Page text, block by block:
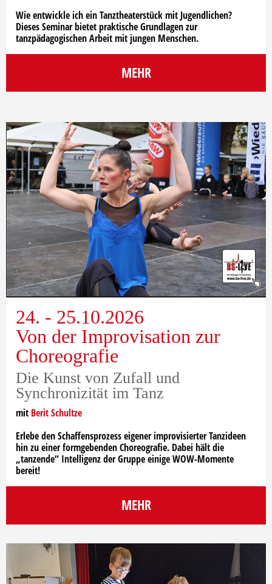
Wie entwickle ich ein Tanztheaterstück mit Jugendlichen?
Dieses Seminar bietet praktische Grundlagen zur
tanzpädagogischen Arbeit mit jungen Menschen.
MEHR
24. - 25.10.2026
Von der Improvisation zur
Choreografie
Die Kunst von Zufall und
Synchronizität im Tanz
mit Berit Schultze
Erlebe den Schaffensprozess eigener improvisierter Tanzideen
hin zu einer formgebenden Choreografie. Dabei hält die
„tanzende“ Intelligenz der Gruppe einige WOW-Momente
bereit!
MEHR